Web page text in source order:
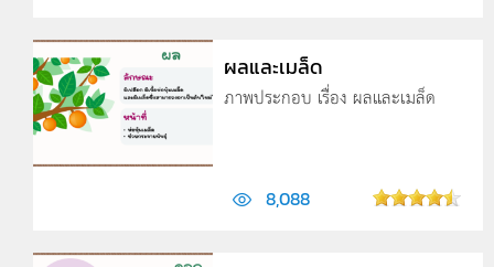
ผลและเมล็ด
ภาพประกอบ เรื่อง ผลและเมล็ด
8,088